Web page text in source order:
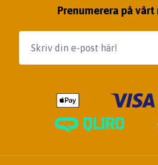
Prenumerera på